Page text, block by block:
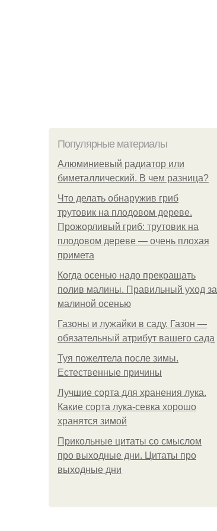
Популярные материалы
Алюминиевый радиатор или
биметаллический. В чем разница?
Что делать обнаружив гриб
трутовик на плодовом дереве.
Прожорливый гриб: трутовик на
плодовом дереве — очень плохая
примета
Когда осенью надо прекращать
полив малины. Правильный уход за
малиной осенью
Газоны и лужайки в саду. Газон —
обязательный атрибут вашего сада
Туя пожелтела после зимы.
Естественные причины
Лучшие сорта для хранения лука.
Какие сорта лука-севка хорошо
хранятся зимой
Прикольные цитаты со смыслом
про выходные дни. Цитаты про
выходные дни